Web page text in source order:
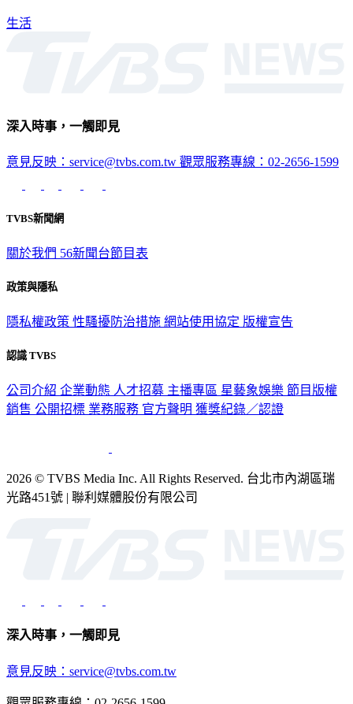
生活
深入時事，一觸即見
意見反映：service@tvbs.com.tw 觀眾服務專線：02-2656-1599
TVBS新聞網
關於我們 56新聞台節目表
政策與隱私
隱私權政策 性騷擾防治措施 網站使用協定 版權宣告
認識 TVBS
公司介紹 企業動態 人才招募 主播專區 星藝象娛樂 節目版權
銷售 公開招標 業務服務 官方聲明 獲獎紀錄／認證
2026 © TVBS Media Inc. All Rights Reserved. 台北市內湖區瑞
光路451號 | 聯利媒體股份有限公司
深入時事，一觸即見
意見反映：service@tvbs.com.tw